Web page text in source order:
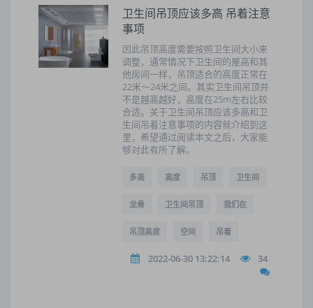
卫生间吊顶应该多高 吊着注意
事项
因此吊顶高度需要按照卫生间大小来
调整，通常情况下卫生间的屋高和其
他房间一样，吊顶适合的高度正常在
22米～24米之间。其实卫生间吊顶并
不是越高越好，高度在25m左右比较
合适。关于卫生间吊顶应该多高和卫
生间吊着注意事项的内容就介绍到这
里，希望通过阅读本文之后，大家能
够对此有所了解。
多高 高度 吊顶 卫生间
龙骨 卫生间吊顶 我们在
吊顶高度 空间 吊着
2022-06-30 13:22:14 34